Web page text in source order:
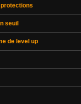
seuil
de level up